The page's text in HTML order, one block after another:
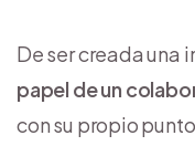
De ser creada una
papel de un
con su propio